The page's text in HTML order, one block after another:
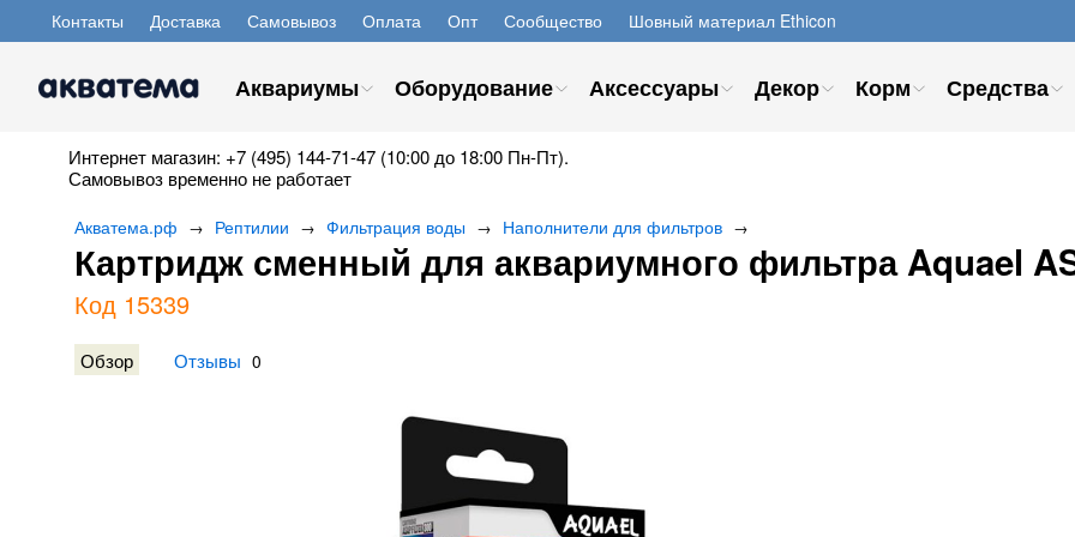
Контакты Доставка Самовывоз Оплата Опт Сообщество Шовный материал Ethicon
Аквариумы Оборудование Аксессуары Декор Корм Средства
Интернет магазин: +7 (495) 144-71-47 (10:00 до 18:00 Пн-Пт).
Самовывоз временно не работает
Акватема.рф → Рептилии → Фильтрация воды → Наполнители для фильтров →
Картридж сменный для аквариумного фильтра Aquael
Код 15339
Обзор Отзывы 0